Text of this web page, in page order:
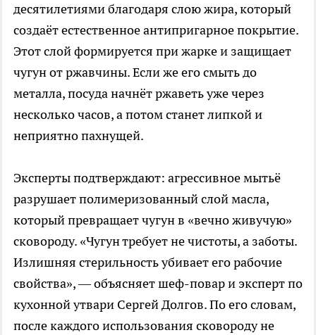
десятилетиями благодаря слою жира, который
создаёт естественное антипригарное покрытие.
Этот слой формируется при жарке и защищает
чугун от ржавчины. Если же его смыть до
металла, посуда начнёт ржаветь уже через
несколько часов, а потом станет липкой и
неприятно пахнущей.
Эксперты подтверждают: агрессивное мытьё
разрушает полимеризованный слой масла,
который превращает чугун в «вечно живучую»
сковороду. «Чугун требует не чистоты, а заботы.
Излишняя стерильность убивает его рабочие
свойства», — объясняет шеф-повар и эксперт по
кухонной утвари Сергей Долгов. По его словам,
после каждого использования сковороду не